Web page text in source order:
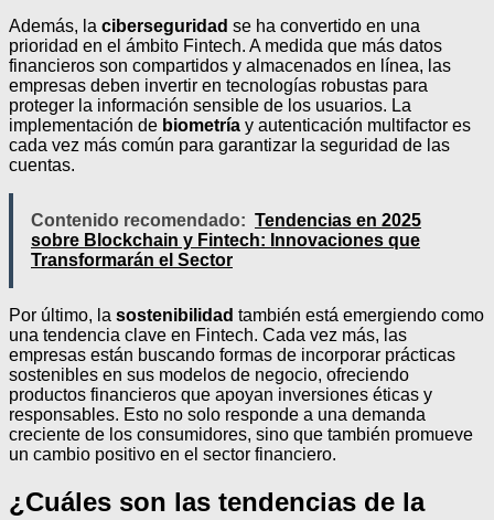
Además, la ciberseguridad se ha convertido en una
prioridad en el ámbito Fintech. A medida que más datos
financieros son compartidos y almacenados en línea, las
empresas deben invertir en tecnologías robustas para
proteger la información sensible de los usuarios. La
implementación de biometría y autenticación multifactor es
cada vez más común para garantizar la seguridad de las
cuentas.
Contenido recomendado: Tendencias en 2025
sobre Blockchain y Fintech: Innovaciones que
Transformarán el Sector
Por último, la sostenibilidad también está emergiendo como
una tendencia clave en Fintech. Cada vez más, las
empresas están buscando formas de incorporar prácticas
sostenibles en sus modelos de negocio, ofreciendo
productos financieros que apoyan inversiones éticas y
responsables. Esto no solo responde a una demanda
creciente de los consumidores, sino que también promueve
un cambio positivo en el sector financiero.
¿Cuáles son las tendencias de la